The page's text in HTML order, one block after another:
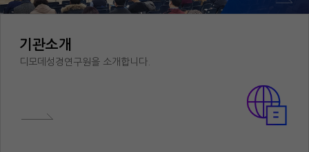
기관소개
디모데성경연구원을 소개합니다.